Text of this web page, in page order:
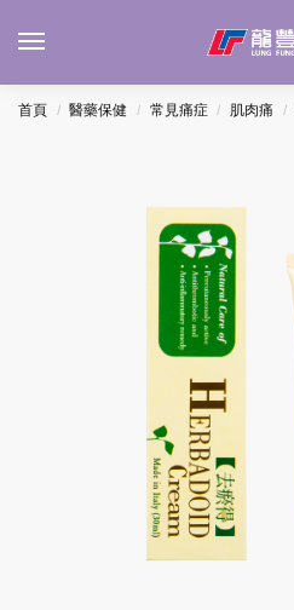
首頁 / 醫藥保健 / 常見痛症 / 肌肉痛 /